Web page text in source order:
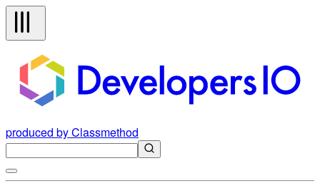
produced by Classmethod